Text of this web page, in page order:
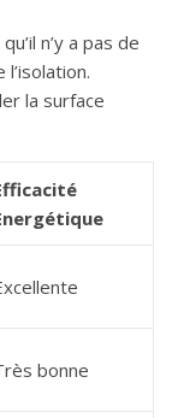
n’y a pas de
l’isolation.
la surface
bonne